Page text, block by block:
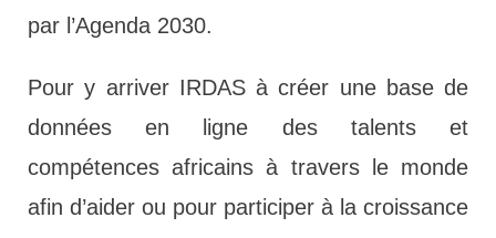
par l’Agenda 2030.
Pour y arriver IRDAS à créer une base de
données en ligne des talents et
compétences africains à travers le monde
afin d’aider ou pour participer à la croissance